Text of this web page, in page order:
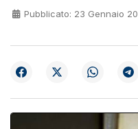
Pubblicato: 23 Gennaio